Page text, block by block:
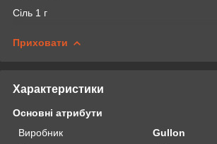
Сіль 1 г
Приховати
Характеристики
Основні атрибути
Виробник
Gullon